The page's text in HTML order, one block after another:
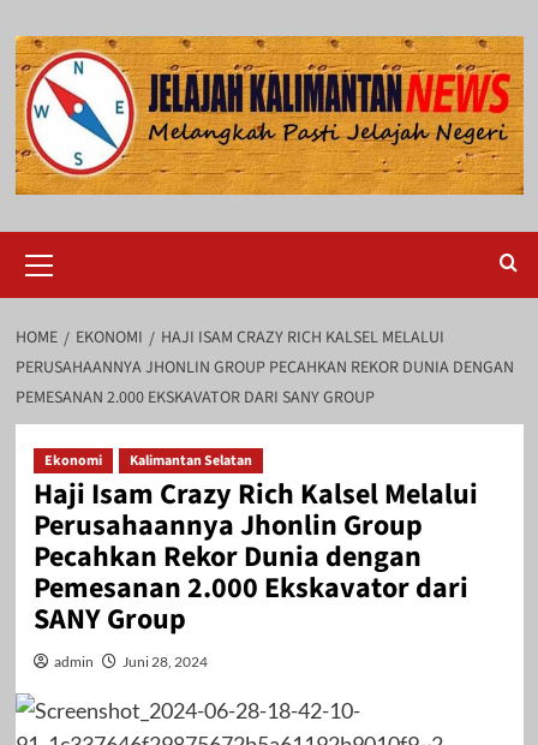
to
content
Menu
HOME EKONOMI
HAJI ISAM CRAZY RICH KALSEL MELALUI
PERUSAHAANNYA JHONLIN GROUP PECAHKAN REKOR DUNIA DENGAN
PEMESANAN 2.000 EKSKAVATOR DARI SANY GROUP
Ekonomi Kalimantan Selatan
Haji Isam Crazy Rich Kalsel Melalui
Perusahaannya Jhonlin Group
Pecahkan Rekor Dunia dengan
Pemesanan 2.000 Ekskavator dari
SANY Group
admin Juni 28, 2024